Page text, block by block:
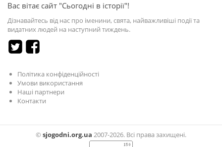
Вас вітає сайт "Сьогодні в історії"!
Дізнавайтесь від нас про іменини, свята, найважливіші події та
видатних людей на наступний тиждень.
Політика конфіденційності
Умови використання
Наші партнери
Контакти
© sjogodni.org.ua 2007-2026. Всі права захищені.